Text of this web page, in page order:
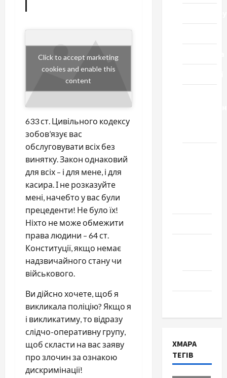
Click to accept marketing
cookies and enable this
content
633 ст. Цивільного кодексу
зобов’язує вас
обслуговувати всіх без
винятку. Закон однаковий
для всіх – і для мене, і для
касира. І не розказуйте
мені, начебто у вас були
прецеденти! Не було їх!
Ніхто не може обмежити
права людини – 64 ст.
Конституції, якщо немає
надзвичайного стану чи
військового.
Ви дійсно хочете, щоб я
викликала поліцію? Якщо я
і викликатиму, то відразу
слідчо-оперативну групу,
щоб скласти на вас заяву
про злочин за ознакою
дискримінації!
ХМАРА
ТЕГІВ